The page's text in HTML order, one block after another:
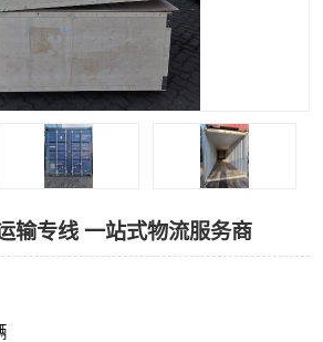
输专线 一站式物流服务商